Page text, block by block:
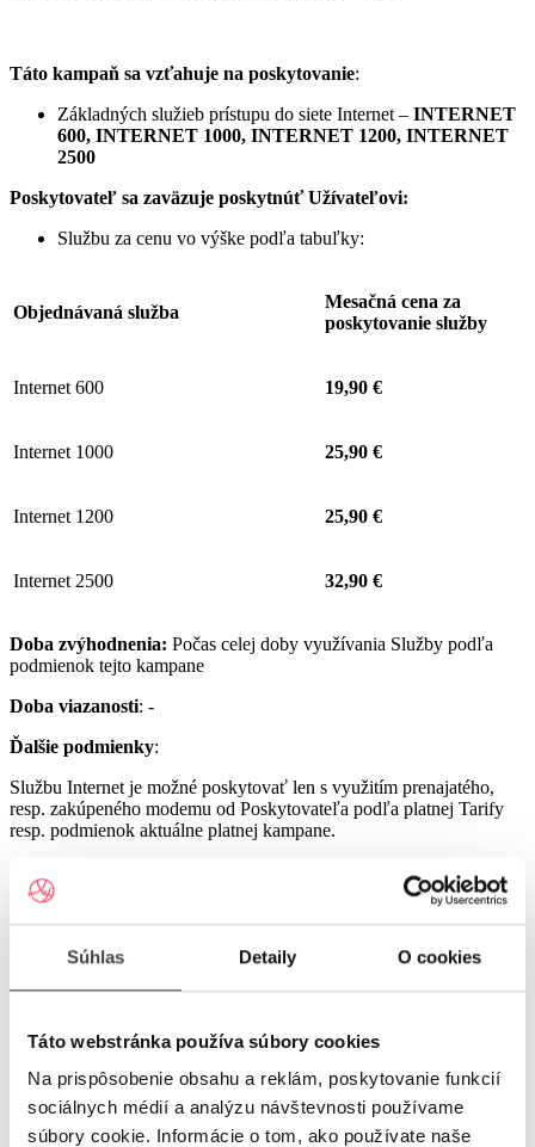
Súhlas Detaily O cookies
Táto webstránka používa súbory cookies
Na prispôsobenie obsahu a reklám, poskytovanie funkcií
sociálnych médií a analýzu návštevnosti používame
súbory cookie. Informácie o tom, ako používate naše
Táto kampaň sa vzťahuje na poskytovanie:
Základných služieb prístupu do siete Internet – INTERNET
600, INTERNET 1000, INTERNET 1200, INTERNET
2500
Poskytovateľ sa zaväzuje poskytnúť Užívateľovi:
Službu za cenu vo výške podľa tabuľky:
Objednávaná služba
Mesačná cena za
poskytovanie služby
Internet 600 19,90 €
Internet 1000 25,90 €
Internet 1200 25,90 €
Internet 2500 32,90 €
Doba zvýhodnenia: Počas celej doby využívania Služby podľa
podmienok tejto kampane
Doba viazanosti: -
Ďalšie podmienky:
Službu Internet je možné poskytovať len s využitím prenajatého,
resp. zakúpeného modemu od Poskytovateľa podľa platnej Tarify
resp. podmienok aktuálne platnej kampane.
Službu UPC Internet 1000 je možné poskytovať len s využitím
prenajatého resp. zakúpeného modemu GIGA ConnectBox
alebo GIGA Connect Box 6 (podľa dostupnosti) od Poskytovateľa
s odbornou inštaláciou), a to v lokalitách špecifikovaných v Tarife
poskytovať len s využitím prenajatého resp. zakúpeného modemu
podmienok aktuálne platnej kampane (len s odbornou inštaláciou), a
to v lokalitách špecifikovaných v Tarife UPC Internet.